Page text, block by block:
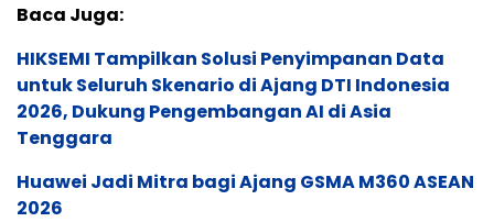
Baca Juga:
HIKSEMI Tampilkan Solusi Penyimpanan Data
untuk Seluruh Skenario di Ajang DTI Indonesia
2026, Dukung Pengembangan AI di Asia
Tenggara
Huawei Jadi Mitra bagi Ajang GSMA M360 ASEAN
2026